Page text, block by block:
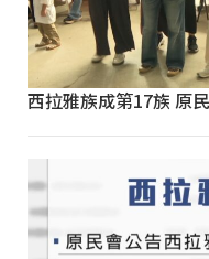
西拉雅族成第17族 原